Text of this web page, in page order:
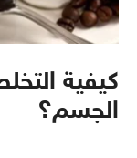
كيفية
الجسم؟